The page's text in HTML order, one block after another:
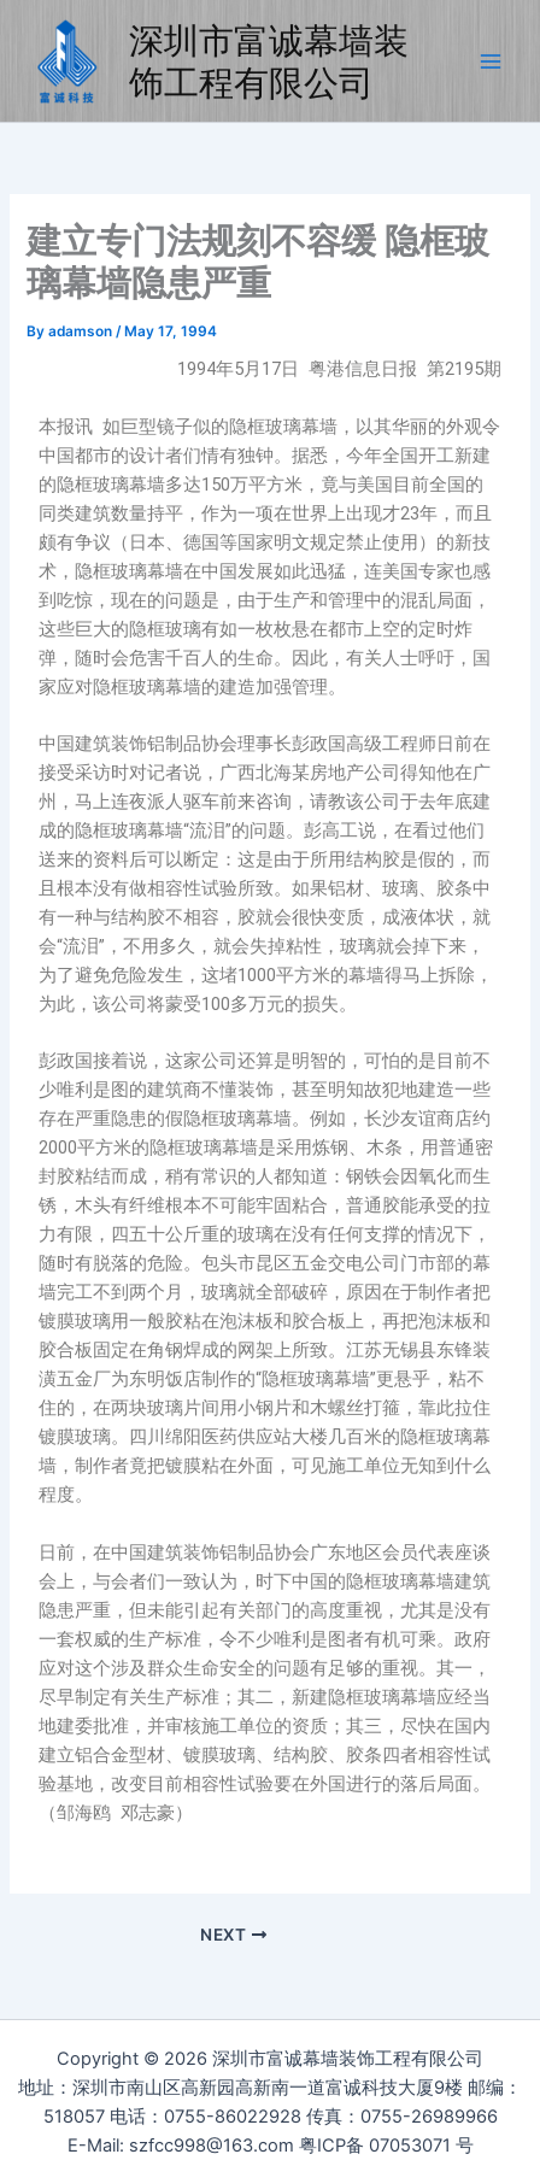
content
深圳市富诚幕墙装
饰工程有限公司
建立专门法规刻不容缓 隐框玻
璃幕墙隐患严重
Byadamson/ May 17, 1994
1994年5月17日 粤港信息日报 第2195期
本报讯 如巨型镜子似的隐框玻璃幕墙，以其华丽的外观令
中国都市的设计者们情有独钟。据悉，今年全国开工新建
的隐框玻璃幕墙多达150万平方米，竟与美国目前全国的
同类建筑数量持平，作为一项在世界上出现才23年，而且
颇有争议（日本、德国等国家明文规定禁止使用）的新技
术，隐框玻璃幕墙在中国发展如此迅猛，连美国专家也感
到吃惊，现在的问题是，由于生产和管理中的混乱局面，
这些巨大的隐框玻璃有如一枚枚悬在都市上空的定时炸
弹，随时会危害千百人的生命。因此，有关人士呼吁，国
家应对隐框玻璃幕墙的建造加强管理。
中国建筑装饰铝制品协会理事长彭政国高级工程师日前在
接受采访时对记者说，广西北海某房地产公司得知他在广
州，马上连夜派人驱车前来咨询，请教该公司于去年底建
成的隐框玻璃幕墙“流泪”的问题。彭高工说，在看过他们
送来的资料后可以断定：这是由于所用结构胶是假的，而
且根本没有做相容性试验所致。如果铝材、玻璃、胶条中
有一种与结构胶不相容，胶就会很快变质，成液体状，就
会“流泪”，不用多久，就会失掉粘性，玻璃就会掉下来，
为了避免危险发生，这堵1000平方米的幕墙得马上拆除，
为此，该公司将蒙受100多万元的损失。
彭政国接着说，这家公司还算是明智的，可怕的是目前不
少唯利是图的建筑商不懂装饰，甚至明知故犯地建造一些
存在严重隐患的假隐框玻璃幕墙。例如，长沙友谊商店约
2000平方米的隐框玻璃幕墙是采用炼钢、木条，用普通密
封胶粘结而成，稍有常识的人都知道：钢铁会因氧化而生
锈，木头有纤维根本不可能牢固粘合，普通胶能承受的拉
力有限，四五十公斤重的玻璃在没有任何支撑的情况下，
随时有脱落的危险。包头市昆区五金交电公司门市部的幕
墙完工不到两个月，玻璃就全部破碎，原因在于制作者把
镀膜玻璃用一般胶粘在泡沫板和胶合板上，再把泡沫板和
胶合板固定在角钢焊成的网架上所致。江苏无锡县东锋装
潢五金厂为东明饭店制作的“隐框玻璃幕墙”更悬乎，粘不
住的，在两块玻璃片间用小钢片和木螺丝打箍，靠此拉住
镀膜玻璃。四川绵阳医药供应站大楼几百米的隐框玻璃幕
墙，制作者竟把镀膜粘在外面，可见施工单位无知到什么
程度。
日前，在中国建筑装饰铝制品协会广东地区会员代表座谈
会上，与会者们一致认为，时下中国的隐框玻璃幕墙建筑
隐患严重，但未能引起有关部门的高度重视，尤其是没有
一套权威的生产标准，令不少唯利是图者有机可乘。政府
应对这个涉及群众生命安全的问题有足够的重视。其一，
尽早制定有关生产标准；其二，新建隐框玻璃幕墙应经当
地建委批准，并审核施工单位的资质；其三，尽快在国内
建立铝合金型材、镀膜玻璃、结构胶、胶条四者相容性试
验基地，改变目前相容性试验要在外国进行的落后局面。
（邹海鸥 邓志豪）
NEXT
Copyright © 2026 深圳市富诚幕墙装饰工程有限公司
地址：深圳市南山区高新园高新南一道富诚科技大厦9楼 邮编：
518057 电话：0755-86022928 传真：0755-26989966
E-Mail: szfcc998@163.com 粤ICP备 07053071 号